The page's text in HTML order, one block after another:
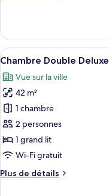
chambre :
Deluxe
Triple
Room
le
type
de
Deluxe
Triple
Room
Afficher
toutes
les
photos
pour
ce
type
de
chambre :
Chambre
6
Chambre Double Deluxe
Vue sur la ville
42 m²
1 chambre
2 personnes
1 grand lit
Wi-Fi gratuit
Plus de détails
Plus